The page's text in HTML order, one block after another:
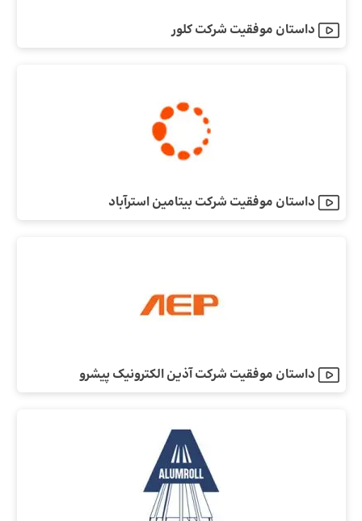
داستان موفقیت شرکت کلور
داستان موفقیت شرکت بیتامین استرآباد
داستان موفقیت شرکت آذین الکترونیک پیشرو